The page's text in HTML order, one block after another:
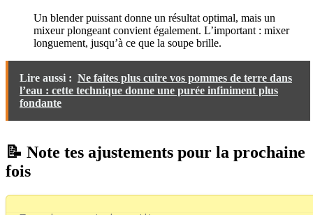
Un blender puissant donne un résultat optimal, mais un
mixeur plongeant convient également. L’important : mixer
longuement, jusqu’à ce que la soupe brille.
Lire aussi : Ne faites plus cuire vos pommes de terre dans
l’eau : cette technique donne une purée infiniment plus
fondante
📝 Note tes ajustements pour la prochaine
fois